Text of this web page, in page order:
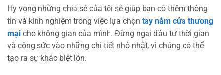
Hy vọng những chia sẻ của tôi sẽ giúp bạn có thêm thông
tin và kinh nghiệm trong việc lựa chọn tay nắm cửa thương
mại cho không gian của mình. Đừng ngại đầu tư thời gian
và công sức vào những chi tiết nhỏ nhặt, vì chúng có thể
tạo ra sự khác biệt lớn.